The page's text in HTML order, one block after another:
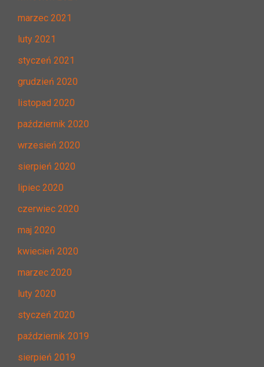
marzec 2021
luty 2021
styczeń 2021
grudzień 2020
listopad 2020
październik 2020
wrzesień 2020
sierpień 2020
lipiec 2020
czerwiec 2020
maj 2020
kwiecień 2020
marzec 2020
luty 2020
styczeń 2020
październik 2019
sierpień 2019